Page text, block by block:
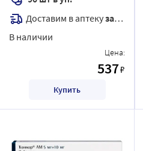
Доставим в аптекузавтра
В наличии
Цена:
537₽
Купить